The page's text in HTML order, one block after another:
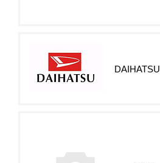
DAIHATSU